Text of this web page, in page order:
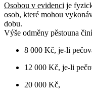
Osobou v evidenci je
osob, které mohou
dobu.
Výše odměny pěstouna
8 000 Kč, je-li
12 000 Kč, je-li
20 000 Kč,